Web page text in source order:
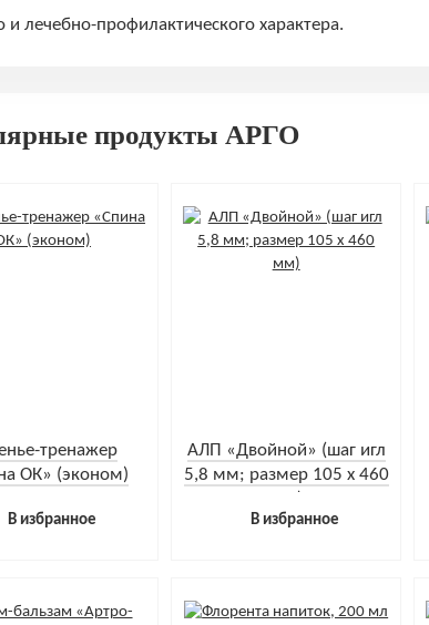
лечебно-профилактического характера.
продукты АРГО
тренажер
ОК» (эконом)
В избранное
АЛП «Двойной» (шаг игл
5,8 мм; размер 105 х 460
В избранное